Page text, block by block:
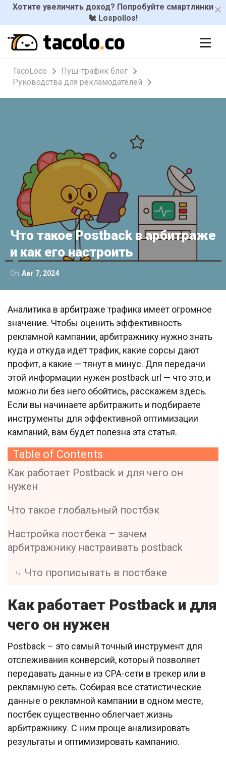
Хотите увеличить доход? Попробуйте смартлинки
🐔 Lospollos!
TacoLoco
Пуш-трафик блог
Руководства для рекламодателей
Что такое Postback в арбитраже
и как его настроить
On Авг 7, 2024
Аналитика в арбитраже трафика имеет огромное
значение. Чтобы оценить эффективность
рекламной кампании, арбитражнику нужно знать
куда и откуда идет трафик, какие сорсы дают
профит, а какие — тянут в минус. Для передачи
этой информации нужен postback url — что это, и
можно ли без него обойтись, расскажем здесь.
Если вы начинаете арбитражить и подбираете
инструменты для эффективной оптимизации
кампаний, вам будет полезна эта статья.
Table of Contents
Как работает Postback и для чего он
нужен
Что такое глобальный постбэк
Настройка постбека – зачем
арбитражнику настраивать postback
Что прописывать в постбэке
Как работает Postback и для
чего он нужен
Postback – это самый точный инструмент для
отслеживания конверсий, который позволяет
передавать данные из CPA-сети в трекер или в
рекламную сеть. Собирая все статистические
данные о рекламной кампании в одном месте,
постбек существенно облегчает жизнь
арбитражнику. С ним проще анализировать
результаты и оптимизировать кампанию.